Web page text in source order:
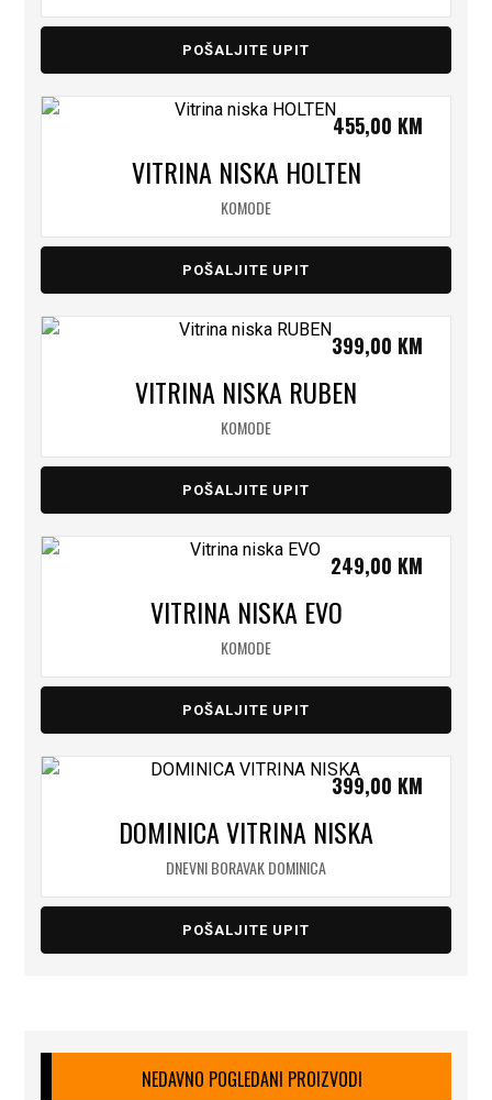
POŠALJITE UPIT
VITRINA NISKA HOLTEN
KOMODE
455,00 KM
POŠALJITE UPIT
VITRINA NISKA RUBEN
KOMODE
399,00 KM
POŠALJITE UPIT
VITRINA NISKA EVO
KOMODE
249,00 KM
POŠALJITE UPIT
DOMINICA VITRINA NISKA
DNEVNI BORAVAK DOMINICA
399,00 KM
POŠALJITE UPIT
NEDAVNO POGLEDANI PROIZVODI